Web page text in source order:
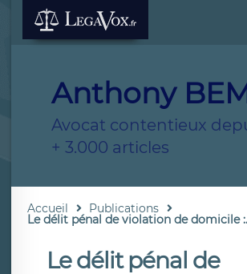
Anthony
Avocat contentieux
+ 3.000 articles
Accueil Publications
Le délit pénal de violation de domicile
Le délit pénal de